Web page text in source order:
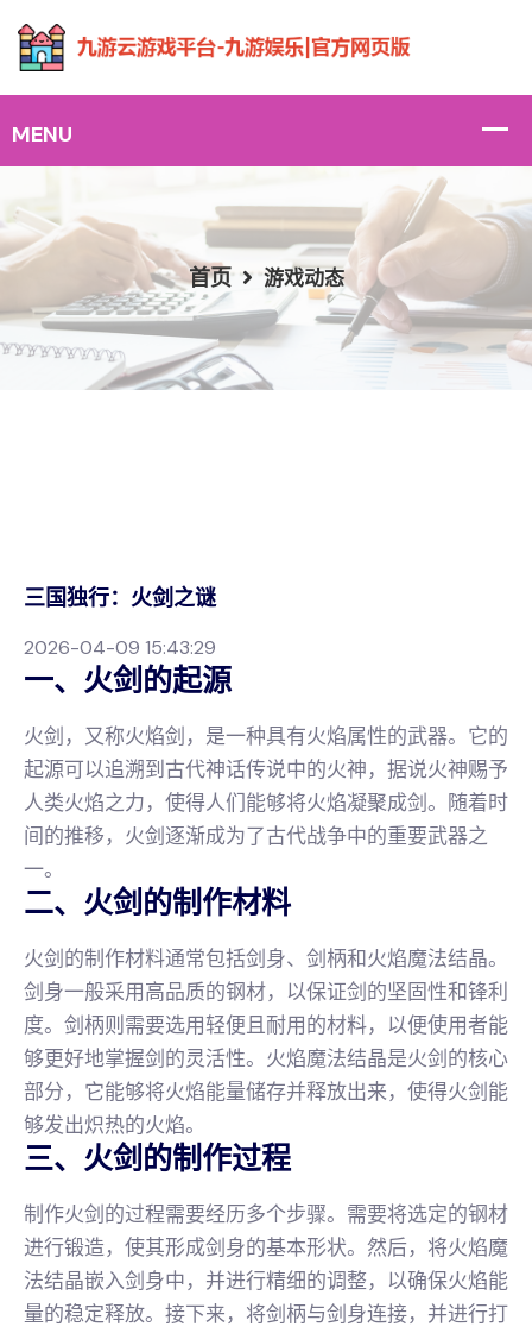
首页 游戏动态
三国独行：火剑之谜
2026-04-09 15:43:29
一、火剑的起源
火剑，又称火焰剑，是一种具有火焰属性的武器。它的
起源可以追溯到古代神话传说中的火神，据说火神赐予
人类火焰之力，使得人们能够将火焰凝聚成剑。随着时
间的推移，火剑逐渐成为了古代战争中的重要武器之
一。
二、火剑的制作材料
火剑的制作材料通常包括剑身、剑柄和火焰魔法结晶。
剑身一般采用高品质的钢材，以保证剑的坚固性和锋利
度。剑柄则需要选用轻便且耐用的材料，以便使用者能
够更好地掌握剑的灵活性。火焰魔法结晶是火剑的核心
部分，它能够将火焰能量储存并释放出来，使得火剑能
够发出炽热的火焰。
三、火剑的制作过程
制作火剑的过程需要经历多个步骤。需要将选定的钢材
进行锻造，使其形成剑身的基本形状。然后，将火焰魔
法结晶嵌入剑身中，并进行精细的调整，以确保火焰能
量的稳定释放。接下来，将剑柄与剑身连接，并进行打